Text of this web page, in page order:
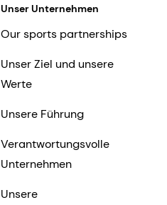
Unser Unternehmen
Our sports partnerships
Unser Ziel und unsere
Werte
Unsere Führung
Verantwortungsvolle
Unternehmen
Unsere